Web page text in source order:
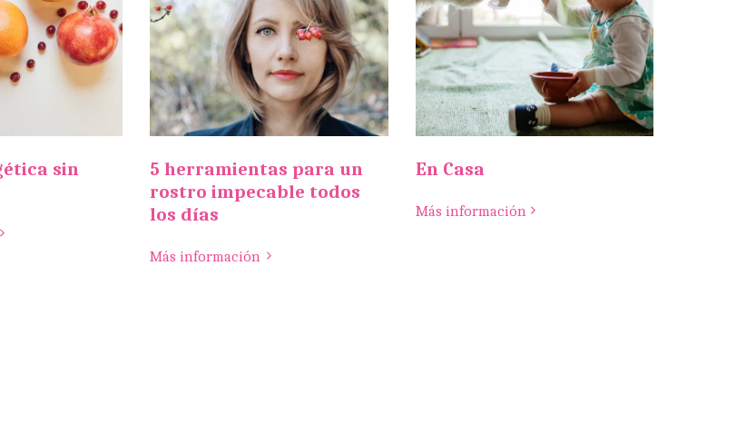
sin
5 herramientas para un
rostro impecable todos
los días
Más información
En Casa
Más información